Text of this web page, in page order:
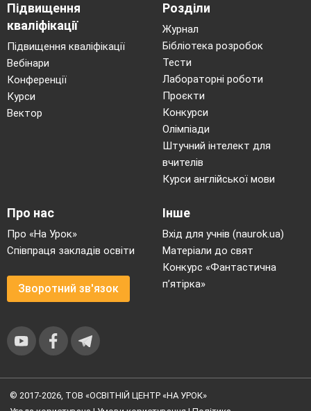
Підвищення
кваліфікації
Підвищення кваліфікації
Вебінари
Конференції
Курси
Вектор
Розділи
Журнал
Бібліотека розробок
Тести
Лабораторні роботи
Проєкти
Конкурси
Олімпіади
Штучний інтелект для
вчителів
Курси англійської мови
Про нас
Про «На Урок»
Співпраця закладів освіти
Зворотний зв'язок
Інше
Вхід для учнів (naurok.ua)
Матеріали до свят
Конкурс «Фантастична
п’ятірка»
© 2017-2026, ТОВ «ОСВІТНІЙ ЦЕНТР «НА УРОК»